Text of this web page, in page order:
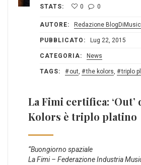
STATS: 0 0
AUTORE: Redazione
PUBBLICATO: Lug 22, 2015
CATEGORIA: News
TAGS: out, the kolors, triplo
La Fimi certifica: ‘Out’
Kolors è triplo platino
“Buongiorno spaziale
La Fimi – Federazione Industria